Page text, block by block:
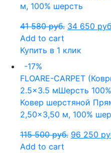
м, 100% шерсть
41 580руб. 34 650
Add to cart
Купить в 1 клик
-17%
FLOARE-CARPET
2.5x3.5 мШерсть 100%
Ковер шерстяной
2,50×3,50 м, 100%
115 500руб. 96 250
Add to cart